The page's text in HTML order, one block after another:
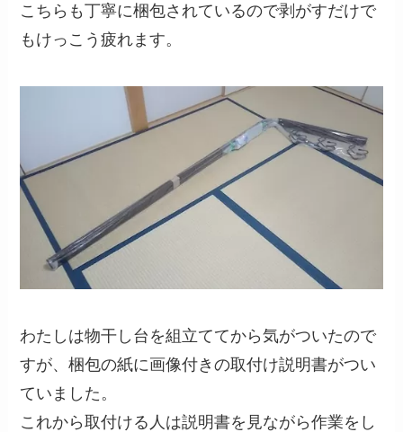
こちらも丁寧に梱包されているので剥がすだけで
もけっこう疲れます。
わたしは物干し台を組立ててから気がついたので
すが、梱包の紙に画像付きの取付け説明書がつい
ていました。
これから取付ける人は説明書を見ながら作業をし